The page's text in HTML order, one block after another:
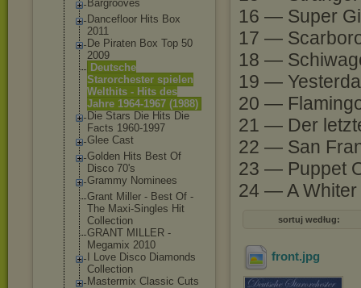
Bargrooves
Dancefloor Hits Box
2011
De Piraten Box Top 50
2009
Deutsche
Starorchester spielen
Welthits - Hits des
Jahre 1964-1967 (1988)
Die Stars Die Hits Die
Facts 1960-1997
Glee Cast
Golden Hits Best Of
Disco 70's
Grammy Nominees
Grant Miller - Best Of -
The Maxi-Singles Hit
Collection
GRANT MILLER -
Megamix 2010
I Love Disco Diamonds
Collection
Mastermix Classic Cuts
16 — Super
17 —
18 —
19 —
20 —
21 — Der
22 — San
23 — Puppet
24 — A
sortuj według:
front.jpg